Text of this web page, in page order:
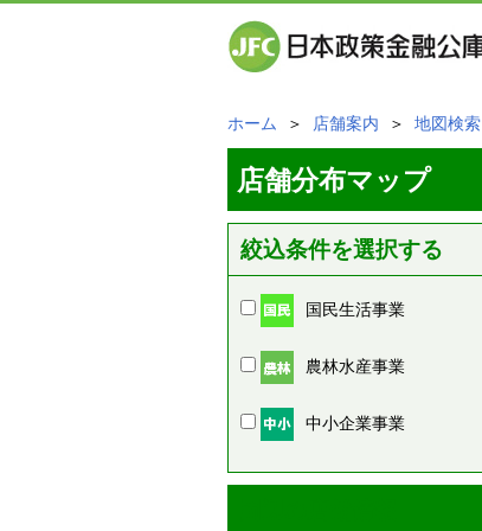
ホーム ＞ 店舗案内 ＞ 地図検索
店舗分布マップ
絞込条件を選択する
国民生活事業
農林水産事業
中小企業事業